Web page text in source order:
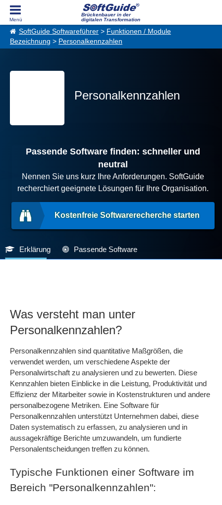
Brückenbauer in der
digitalen Transformation
SoftGuide Softwareführer > Funktionen / Module
Bezeichnung > Personalkennzahlen
Personalkennzahlen
Passende Software finden: schneller und
neutral
Nennen Sie uns kurz Ihre Anforderungen. SoftGuide
recherchiert geeignete Lösungen für Ihre Organisation.
Kostenfreie Softwarerecherche starten
Erklärung Passende Software
Was versteht man unter
Personalkennzahlen?
Personalkennzahlen sind quantitative Maßgrößen, die
verwendet werden, um verschiedene Aspekte der
Personalwirtschaft zu analysieren und zu bewerten. Diese
Kennzahlen bieten Einblicke in die Leistung, Produktivität und
Effizienz der Mitarbeiter sowie in Kostenstrukturen und andere
personalbezogene Metriken. Eine Software für
Personalkennzahlen unterstützt Unternehmen dabei, diese
Daten systematisch zu erfassen, zu analysieren und in
aussagekräftige Berichte umzuwandeln, um fundierte
Personalentscheidungen treffen zu können.
Typische Funktionen einer Software im
Bereich "Personalkennzahlen":